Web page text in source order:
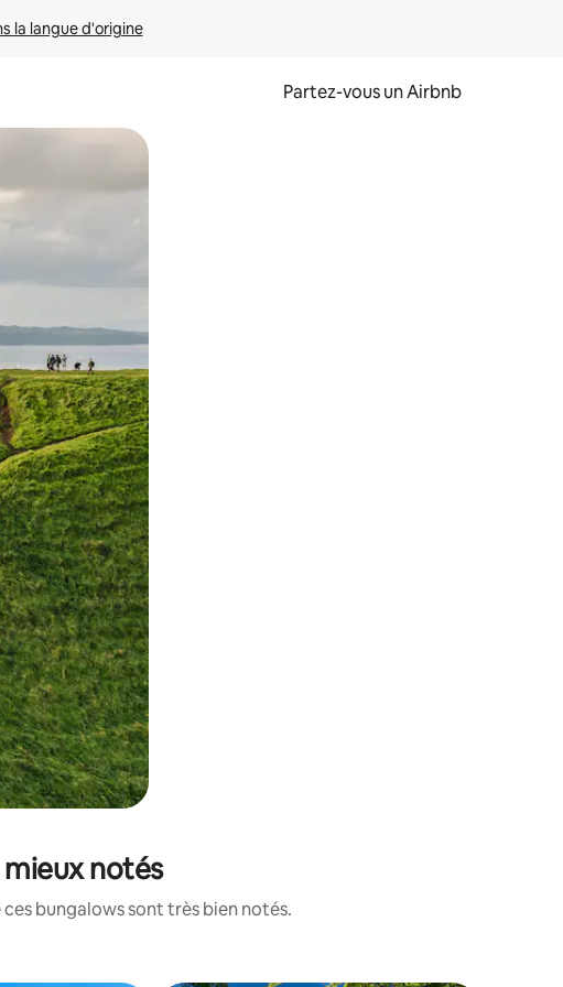
la langue d'origine
Partez-vous un Airbnb
dessus et en les faisant glisser.
mieux notés
bungalows sont très bien notés.